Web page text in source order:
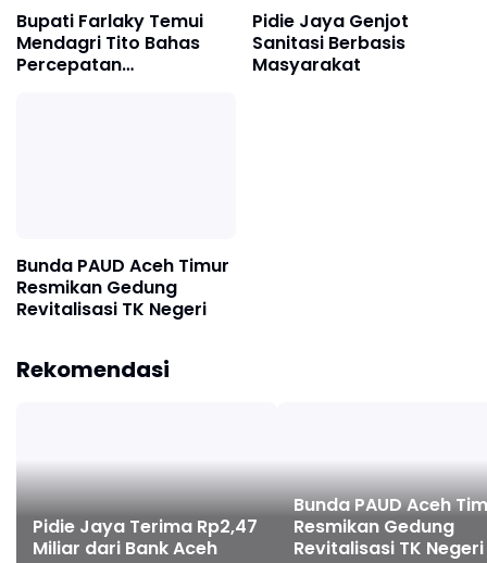
Bupati Farlaky Temui
Mendagri Tito Bahas
Percepatan
Pidie Jaya Genjot
Sanitasi Berbasis
Masyarakat
Bunda PAUD Aceh Timur
Resmikan Gedung
Revitalisasi TK Negeri
Rekomendasi
Pidie Jaya Terima Rp2,47
Miliar dari Bank Aceh
Bunda PAUD Aceh
Resmikan Gedung
Revitalisasi TK Negeri